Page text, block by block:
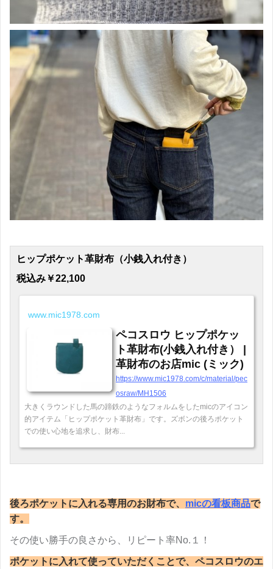
ヒップポケット革財布（小銭入れ付き）
税込み￥22,100
www.mic1978.com
ペコスロウ ヒップポケッ
ト革財布(小銭入れ付き） |
革財布のお店mic (ミック)
https://www.mic1978.com/c/material/pec
osraw/MH1506
大きくラウンドした馬の蹄鉄のようなフォルムをしたmicのアイコン
的アイテム「ヒップポケット革財布」です。ズボンの後ろポケット
での使い心地を追求し、財布...
後ろポケットに入れる専用のお財布で、 micの看板商品で
す。
その使い勝手の良さから、リピート率No.１！
ポケットに入れて使っていただくことで、ペコスロウのエ